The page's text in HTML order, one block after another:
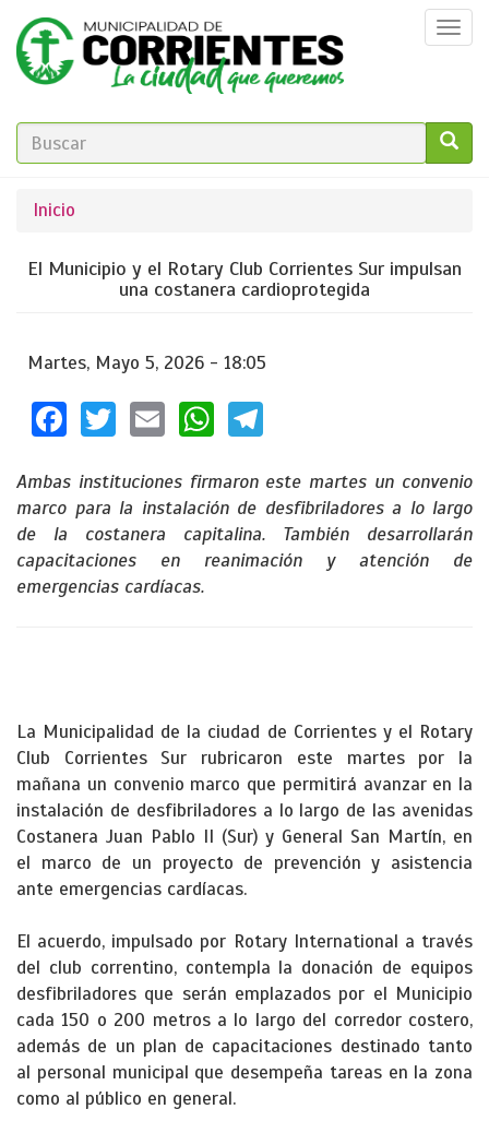
Pasar
contenido
principal
FORMULARIO
BÚSQUEDA
Se
encuentra
usted
Inicio
El Municipio y el Rotary Club Corrientes Sur impulsan
una costanera cardioprotegida
Martes, Mayo 5, 2026 - 18:05
Facebook
TwitterEmailWhatsApp
Ambas instituciones firmaron este martes un convenio
marco para la instalación de desfibriladores a lo largo
de la costanera capitalina. También desarrollarán
capacitaciones en reanimación y atención de
emergencias cardíacas.
La Municipalidad de la ciudad de Corrientes y el Rotary
Club Corrientes Sur rubricaron este martes por la
mañana un convenio marco que permitirá avanzar en la
instalación de desfibriladores a lo largo de las avenidas
Costanera Juan Pablo II (Sur) y General San Martín, en
el marco de un proyecto de prevención y asistencia
ante emergencias cardíacas.
El acuerdo, impulsado por Rotary International a través
del club correntino, contempla la donación de equipos
desfibriladores que serán emplazados por el Municipio
cada 150 o 200 metros a lo largo del corredor costero,
además de un plan de capacitaciones destinado tanto
al personal municipal que desempeña tareas en la zona
como al público en general.